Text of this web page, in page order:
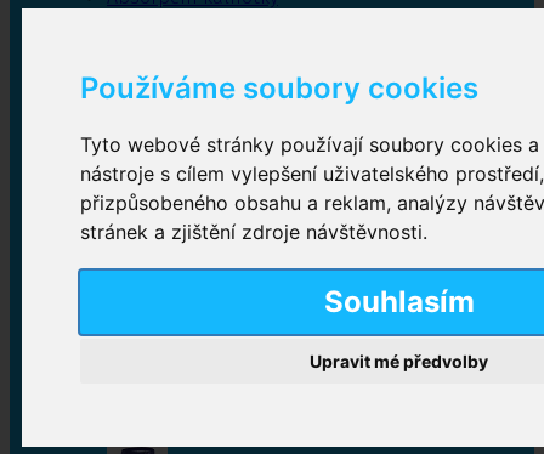
Používáme soubory cookies
Tyto webové stránky používají soubory cookies
nástroje s cílem vylepšení uživatelského
přizpůsobeného obsahu a reklam, analýzy
stránek a zjištění zdroje návštěvnosti.
Souhlasím
Upravit mé předvolby
Inkontinenční kalhotky
Plenkové kalhotky navlékací,Plenkové kalhotky
zalepovací,Inkontinenční kalhotky dámské
Inkontinenční vložky